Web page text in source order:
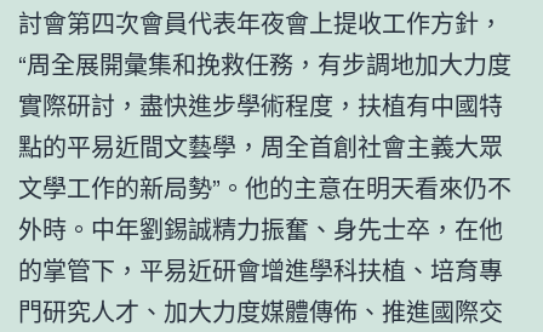
討會第四次會員代表年夜會上提收工作方針，
“周全展開彙集和挽救任務，有步調地加大力度
實際研討，盡快進步學術程度，扶植有中國特
點的平易近間文藝學，周全首創社會主義大眾
文學工作的新局勢”。他的主意在明天看來仍不
外時。中年劉錫誠精力振奮、身先士卒，在他
的掌管下，平易近研會增進學科扶植、培育專
門研究人才、加大力度媒體傳佈、推進國際交